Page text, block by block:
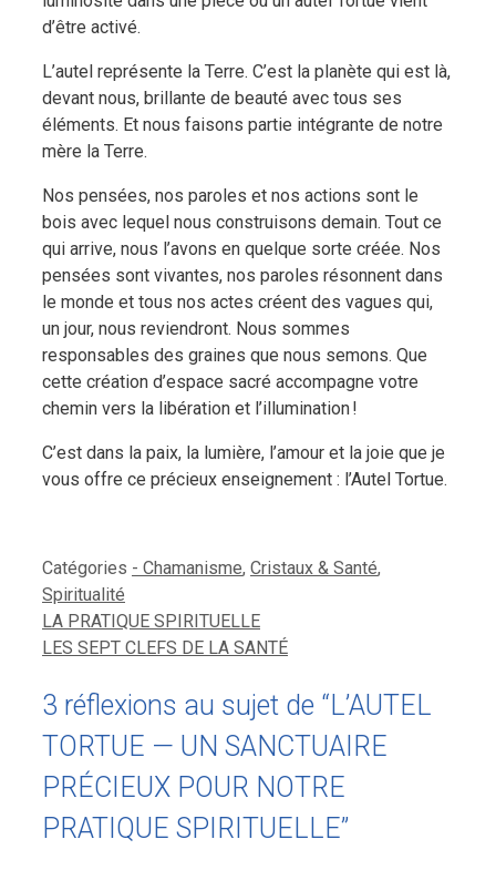
d’être activé.
L’autel représente la Terre. C’est la planète qui est là,
devant nous, brillante de beauté avec tous ses
éléments. Et nous faisons partie intégrante de notre
mère la Terre.
Nos pensées, nos paroles et nos actions sont le
bois avec lequel nous construisons demain. Tout ce
qui arrive, nous l’avons en quelque sorte créée. Nos
pensées sont vivantes, nos paroles résonnent dans
le monde et tous nos actes créent des vagues qui,
un jour, nous reviendront. Nous sommes
responsables des graines que nous semons. Que
cette création d’espace sacré accompagne votre
chemin vers la libération et l’illumination !
C’est dans la paix, la lumière, l’amour et la joie que je
vous offre ce précieux enseignement : l’Autel Tortue.
Catégories - Chamanisme, Cristaux & Santé,
Spiritualité
LA PRATIQUE SPIRITUELLE
LES SEPT CLEFS DE LA SANTÉ
3 réflexions au sujet de “L’AUTEL
TORTUE — UN SANCTUAIRE
PRÉCIEUX POUR NOTRE
PRATIQUE SPIRITUELLE”